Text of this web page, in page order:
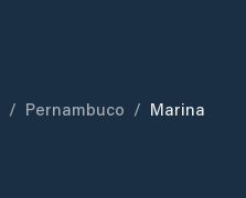
/ Pernambuco / Marina